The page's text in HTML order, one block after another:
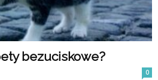
bezuciskowe?
0